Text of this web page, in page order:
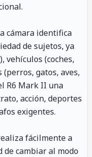
cámara identifica
de sujetos, ya
vehículos (coches,
gatos, aves,
R6 Mark II una
acción, deportes
exigentes.
fácilmente a
cambiar al modo